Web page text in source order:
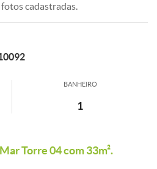
cadastradas.
BANHEIRO
1
Torre 04 com 33m².